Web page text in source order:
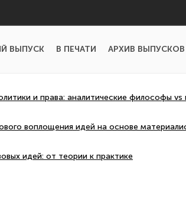
ВЫПУСК В ПЕЧАТИ АРХИВ ВЫПУСКОВ
и права: аналитические философы
воплощения идей на основе
идей: от теории к практике